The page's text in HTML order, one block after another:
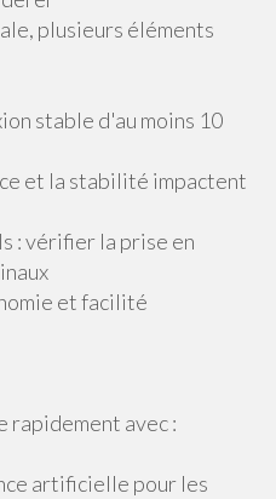
plusieurs éléments
stable d'au moins 10
et la stabilité impactent
: vérifier la prise en
et facilité
rapidement avec :
artificielle pour les